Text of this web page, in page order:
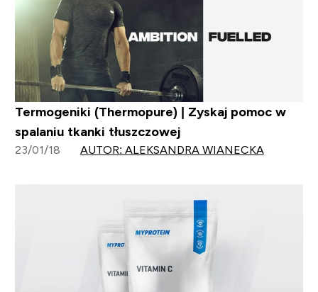
Termogeniki (Thermopure) | Zyskaj pomoc w
spalaniu tkanki tłuszczowej
23/01/18 AUTOR: ALEKSANDRA WIANECKA